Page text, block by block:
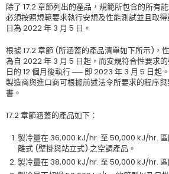
除了 17.2 章節列出的產品，規範所包含的所有
必須按照規範要求執行安規及性能測試並且取
日為 2022 年 3 月 5 日。
根據 17.2 章節 (所涵蓋的產品清單如下所示)，
為自 2022 年 3 月 5 日起，而安規符合性要求
日的 12 個月後執行 ── 即 2023 年 3 月 5 日起
製造商與進口商可根據前述法令所要求的程序
書。
17.2 章節涵蓋的產品如下：
製冷量在 36,000 kJ/hr. 至 50,000 kJ/hr.
離式 (壁掛與站立式) 之空調產品。
製冷量在 38,000 kJ/hr. 至 50,000 kJ/hr. 區